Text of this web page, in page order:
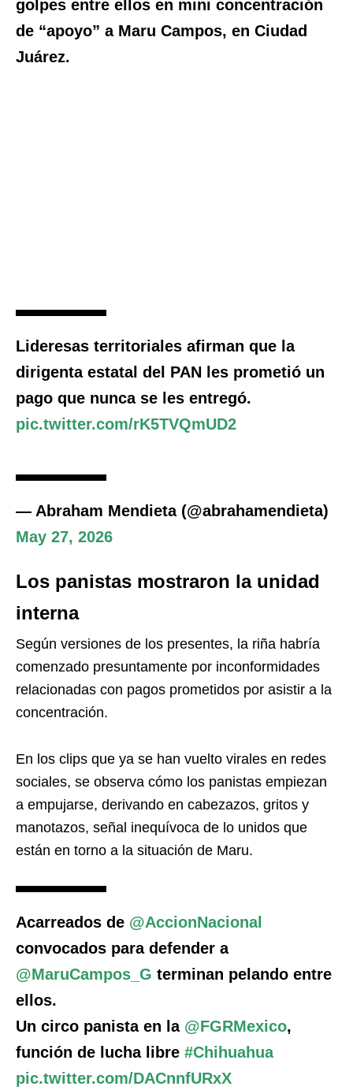
golpes entre ellos en mini concentración
de “apoyo” a Maru Campos, en Ciudad
Juárez.
Lideresas territoriales afirman que la
dirigenta estatal del PAN les prometió un
pago que nunca se les entregó.
pic.twitter.com/rK5TVQmUD2
— Abraham Mendieta (@abrahamendieta)
May 27, 2026
Los panistas mostraron la unidad
interna
Según versiones de los presentes, la riña habría
comenzado presuntamente por inconformidades
relacionadas con pagos prometidos por asistir a la
concentración.
En los clips que ya se han vuelto virales en redes
sociales, se observa cómo los panistas empiezan
a empujarse, derivando en cabezazos, gritos y
manotazos, señal inequívoca de lo unidos que
están en torno a la situación de Maru.
Acarreados de @AccionNacional
convocados para defender a
@MaruCampos_G terminan pelando entre
ellos.
Un circo panista en la @FGRMexico,
función de lucha libre #Chihuahua
pic.twitter.com/DACnnfURxX